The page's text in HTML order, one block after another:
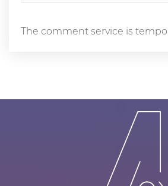
The comment service is